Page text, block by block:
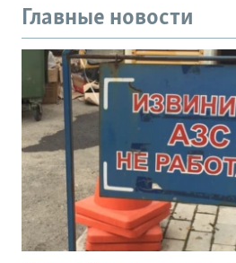
Главные новости